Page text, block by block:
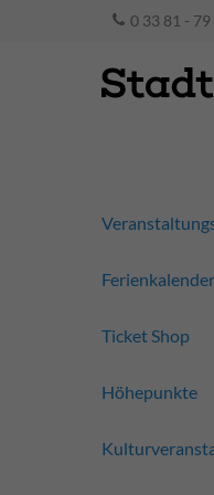
0 33 81 -
Ferienkalender
Ticket Shop
Höhepunkte